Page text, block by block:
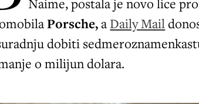
Naime, postala je novo lice
Porsche, a Daily Mail
dobiti
o milijun dolara.